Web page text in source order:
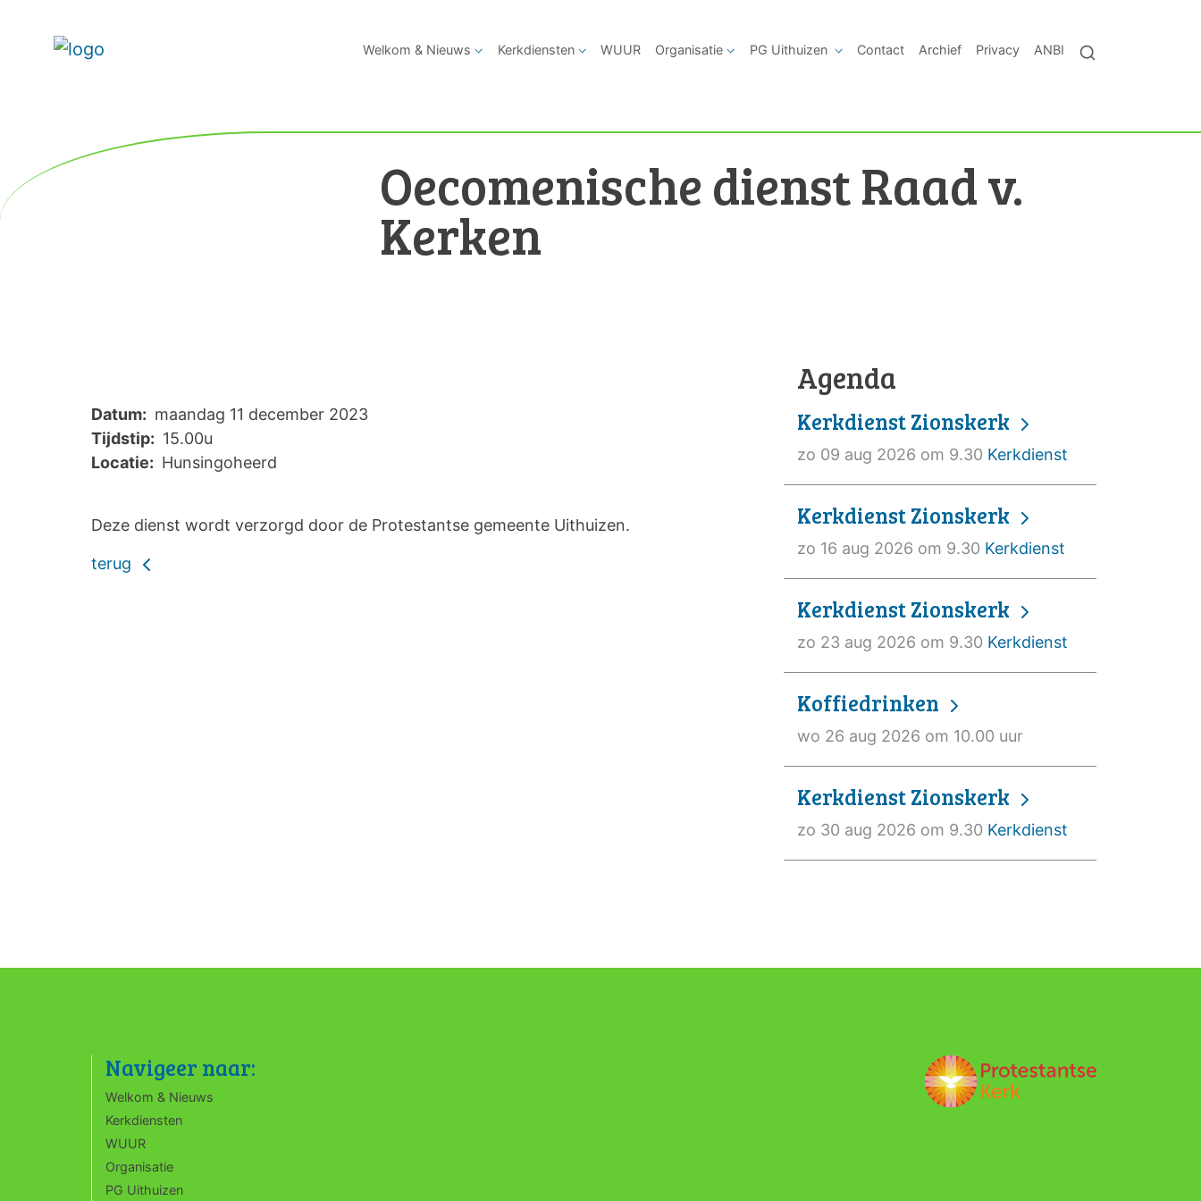
Welkom & Nieuws Kerkdiensten WUUR Organisatie PG Uithuizen Contact Archief Privacy ANBI
Oecomenische dienst Raad v.
Kerken
Datum: maandag 11 december 2023
Tijdstip: 15.00u
Locatie: Hunsingoheerd
Deze dienst wordt verzorgd door de Protestantse gemeente Uithuizen.
terug
Agenda
Kerkdienst Zionskerk
zo 09 aug 2026 om 9.30 Kerkdienst
Kerkdienst Zionskerk
zo 16 aug 2026 om 9.30 Kerkdienst
Kerkdienst Zionskerk
zo 23 aug 2026 om 9.30 Kerkdienst
Koffiedrinken
wo 26 aug 2026 om 10.00 uur
Kerkdienst Zionskerk
zo 30 aug 2026 om 9.30 Kerkdienst
Navigeer naar:
Welkom & Nieuws
Kerkdiensten
WUUR
Organisatie
PG Uithuizen